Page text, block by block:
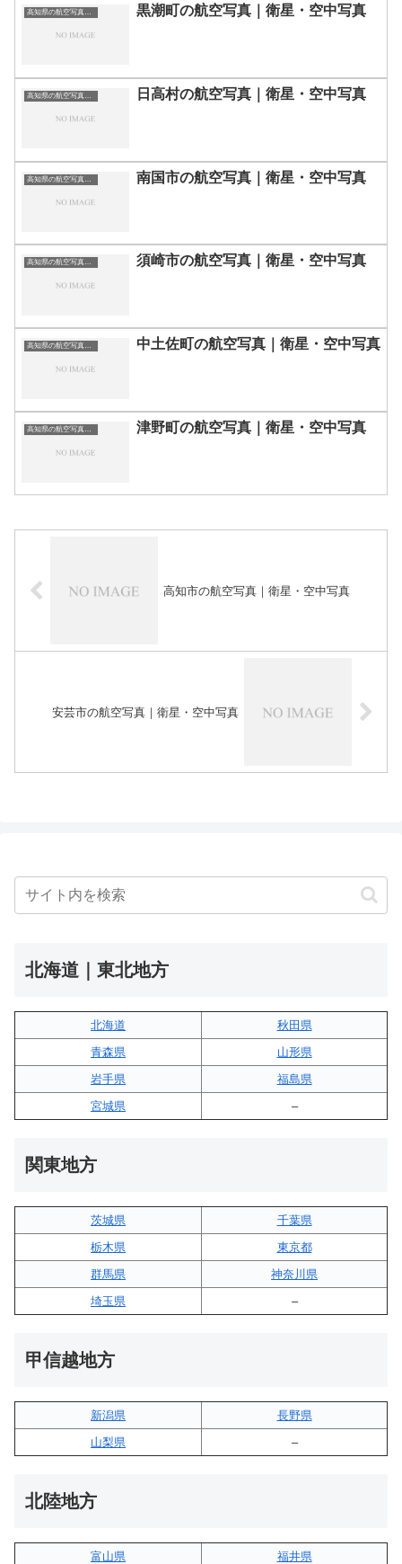
黒潮町の航空写真｜衛星・空中写真
日高村の航空写真｜衛星・空中写真
南国市の航空写真｜衛星・空中写真
高知県の航空写真・空中写真 須崎市の航空写真｜衛星・空中写真
高知県の航空写真・空中写真 中土佐町の航空写真｜衛星・空中写真
高知県の航空写真・空中写真 津野町の航空写真｜衛星・空中写真
高知市の航空写真｜衛星・空中写真
安芸市の航空写真｜衛星・空中写真
北海道｜東北地方
北海道
秋田県
青森県
山形県
岩手県
福島県
宮城県
–
関東地方
茨城県
千葉県
栃木県
東京都
群馬県
神奈川県
埼玉県
–
甲信越地方
新潟県
長野県
山梨県
–
北陸地方
富山県
福井県